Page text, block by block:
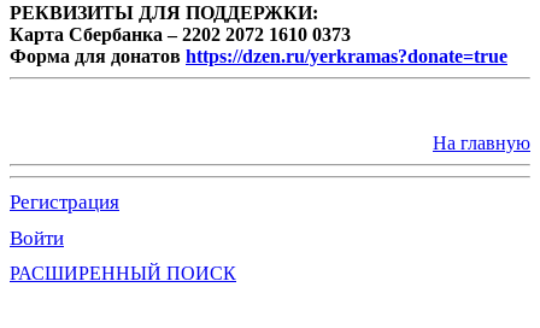
РЕКВИЗИТЫ ДЛЯ ПОДДЕРЖКИ:
Карта Сбербанка – 2202 2072 1610 0373
Форма для донатов https://dzen.ru/yerkramas?donate=true
На главную
Регистрация
Войти
РАСШИРЕННЫЙ ПОИСК